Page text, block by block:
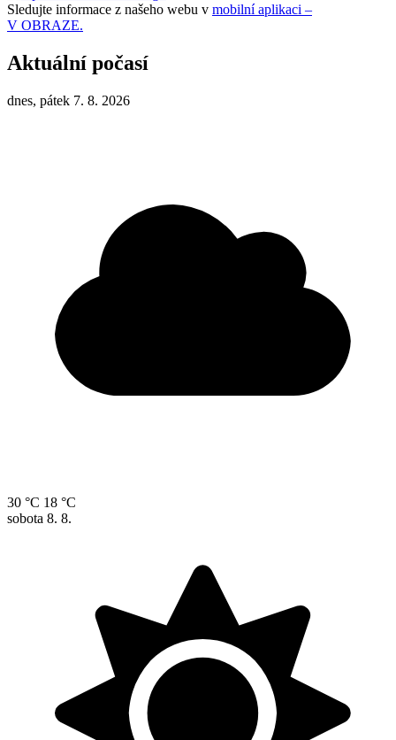
Sledujte informace z našeho webu v mobilní aplikaci –
V OBRAZE.
Aktuální počasí
dnes, pátek 7. 8. 2026
30 °C 18 °C
sobota 8. 8.